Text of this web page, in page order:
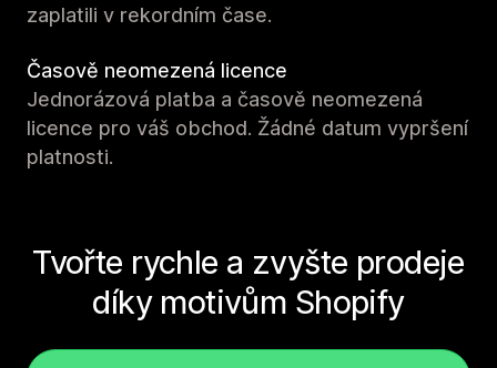
zaplatili v rekordním čase.
Časově neomezená licence
Jednorázová platba a časově neomezená
licence pro váš obchod. Žádné datum vypršení
platnosti.
Tvořte rychle a zvyšte prodeje
díky motivům Shopify